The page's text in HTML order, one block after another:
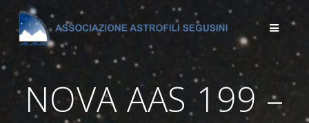
Salta
al
contenuto
NOVA AAS 199 –